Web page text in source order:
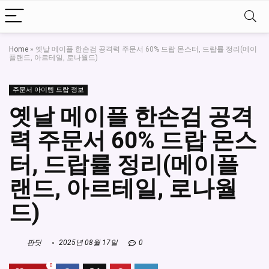
Home » 옛날 메이플 한손검 공격력 주문서 60% 드랍 몬스터, 드랍률 정리(메이
플랜드, 아르테일, 로나월드)
주문서 아이템 드랍 정보
옛날 메이플 한손검 공격
력 주문서 60% 드랍 몬스
터, 드랍률 정리(메이플
랜드, 아르테일, 로나월
드)
판딧 2025년 08월 17일 0
0